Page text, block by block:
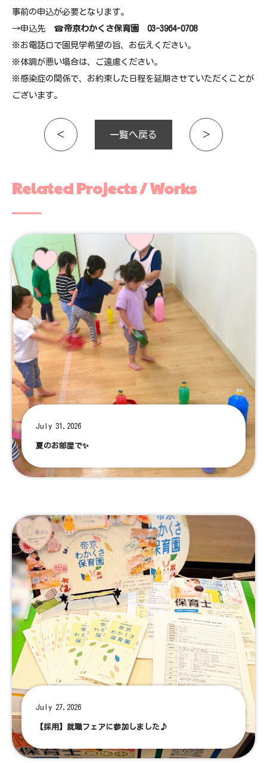
事前の申込が必要となります。
→申込先 ☎帝京わかくさ保育園 03-3964-0708
※お電話口で園見学希望の旨、お伝えください。
※体調が悪い場合は、ご遠慮ください。
※感染症の関係で、お約束した日程を延期させていただくことが
ございます。
＜ 一覧へ戻る ＞
Related Projects / Works
July 31,2026
夏のお部屋で✨
July 27,2026
【採用】就職フェアに参加しました♪